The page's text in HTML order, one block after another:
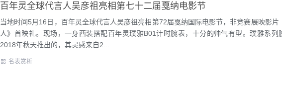
百年灵全球代言人吴彦祖亮相第七十二届戛纳电影节
当地时间5月16日，百年灵全球代言人吴彦祖亮相第72届戛纳国际电影节，非竞赛展映影片
人》首映礼。现场，一身西装搭配百年灵璞雅B01计时腕表，十分的帅气有型。璞雅系列
2018年秋天推出的，其灵感来自2...
名表赏析